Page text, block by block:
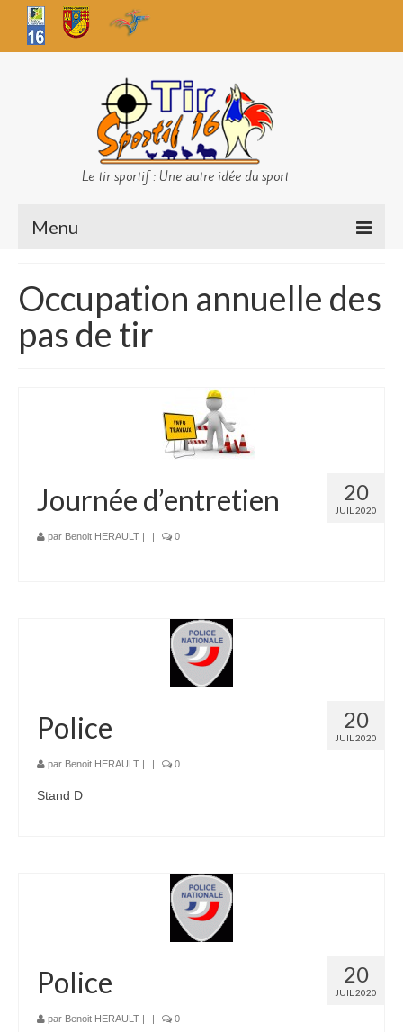
Le tir sportif : Une autre idée du sport
Menu
Sécurité
Challenges TS 16
Boutique
Occupation annuelle des
pas de tir
20
JUIL 2020
Journée d’entretien
par Benoit HERAULT | | 0
20
JUIL 2020
Police
par Benoit HERAULT | | 0
Stand D
20
JUIL 2020
Police
par Benoit HERAULT | | 0